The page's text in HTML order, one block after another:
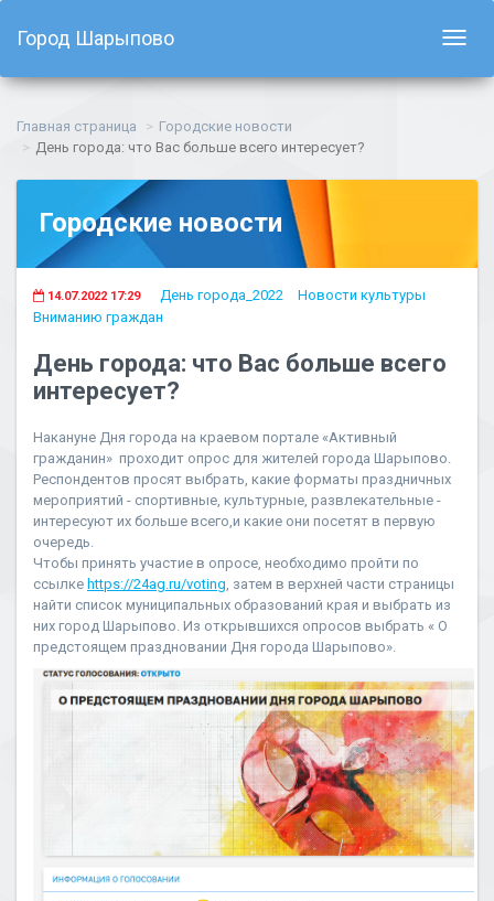
Город Шарыпово
Главная страница
Городские новости
День города: что Вас больше всего интересует?
Городские новости
14.07.2022 17:29 День города_2022
Новости культуры
Вниманию граждан
День города: что Вас больше всего
интересует?
Накануне Дня города на краевом портале «Активный
гражданин» проходит опрос для жителей города Шарыпово.
Респондентов просят выбрать, какие форматы праздничных
мероприятий - спортивные, культурные, развлекательные -
интересуют их больше всего,и какие они посетят в первую
очередь.
Чтобы принять участие в опросе, необходимо пройти по
ссылке https://24ag.ru/voting, затем в верхней части страницы
найти список муниципальных образований края и выбрать из
них город Шарыпово. Из открывшихся опросов выбрать « О
предстоящем праздновании Дня города Шарыпово».